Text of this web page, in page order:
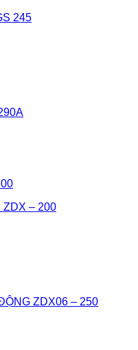
245
ZDX – 200
ZDX06 – 250